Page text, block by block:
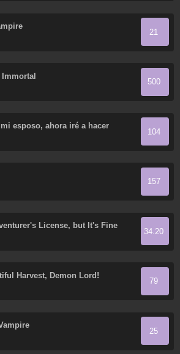
21
Immortal
500
esposo, ahora iré a hacer
104
157
License, but It's Fine
an Adorable Daughter Now
34.20
Harvest, Demon Lord!
79
25